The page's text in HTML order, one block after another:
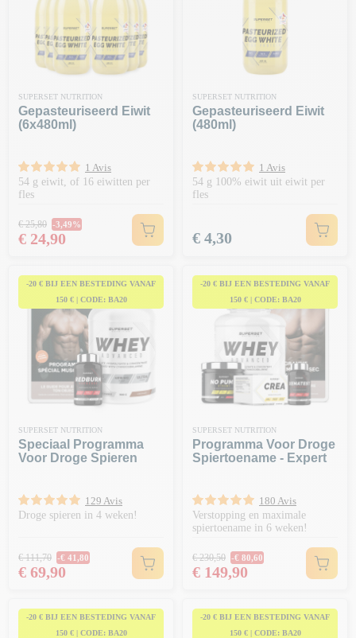
SUPERSET NUTRITION
Gepasteuriseerd Eiwit
(6x480ml)
1 Avis
54 g eiwit, of 16 eiwitten per
fles
Normale prijs
€ 25,80 -3,49%
Prijs
€ 24,90
SUPERSET NUTRITION
Gepasteuriseerd Eiwit
(480ml)
1 Avis
54 g 100% eiwit uit eiwit per
fles
Prijs
€ 4,30
-20 € BIJ EEN BESTEDING VANAF
150 € | CODE: BA20
SUPERSET NUTRITION
Speciaal Programma
Voor Droge Spieren
129 Avis
Droge spieren in 4 weken!
Normale prijs
€ 111,70 -€ 41,80
Prijs
€ 69,90
-20 € BIJ EEN BESTEDING VANAF
150 € | CODE: BA20
SUPERSET NUTRITION
Programma Voor Droge
Spiertoename - Expert
180 Avis
Verstopping en maximale
spiertoename in 6 weken!
Normale prijs
€ 230,50 -€ 80,60
Prijs
€ 149,90
-20 € BIJ EEN BESTEDING VANAF
150 € | CODE: BA20
-20 € BIJ EEN BESTEDING VANAF
150 € | CODE: BA20